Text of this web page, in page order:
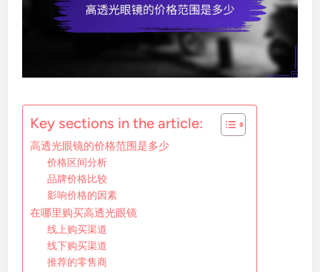
Key sections in the article:
高透光眼镜的价格范围是多少
价格区间分析
品牌价格比较
影响价格的因素
在哪里购买高透光眼镜
线上购买渠道
线下购买渠道
推荐的零售商